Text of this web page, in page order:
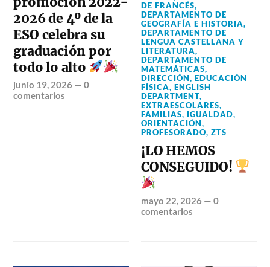
2026 de 4º de la
ESO celebra su
graduación por
todo lo alto
junio 19, 2026 —0
comentarios
DE FRANCÉS,
DEPARTAMENTO DE
GEOGRAFÍA E HISTORIA,
DEPARTAMENTO DE
LENGUA CASTELLANA Y
LITERATURA,
DEPARTAMENTO DE
MATEMÁTICAS,
DIRECCIÓN,EDUCACIÓN
FÍSICA,ENGLISH
DEPARTMENT,
EXTRAESCOLARES,
FAMILIAS, IGUALDAD,
ORIENTACIÓN,
PROFESORADO,ZTS
¡LO HEMOS
CONSEGUIDO!
mayo 22, 2026 —0
comentarios